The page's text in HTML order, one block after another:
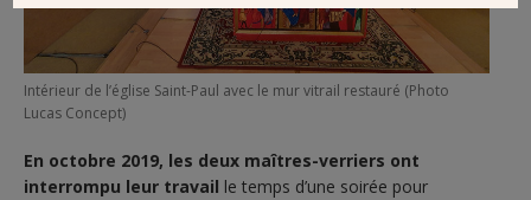
Intérieur de l’église Saint-Paul avec le mur vitrail restauré (Photo
Lucas Concept)
En octobre 2019, les deux maîtres-verriers ont
interrompu leur travail le temps d’une soirée pour